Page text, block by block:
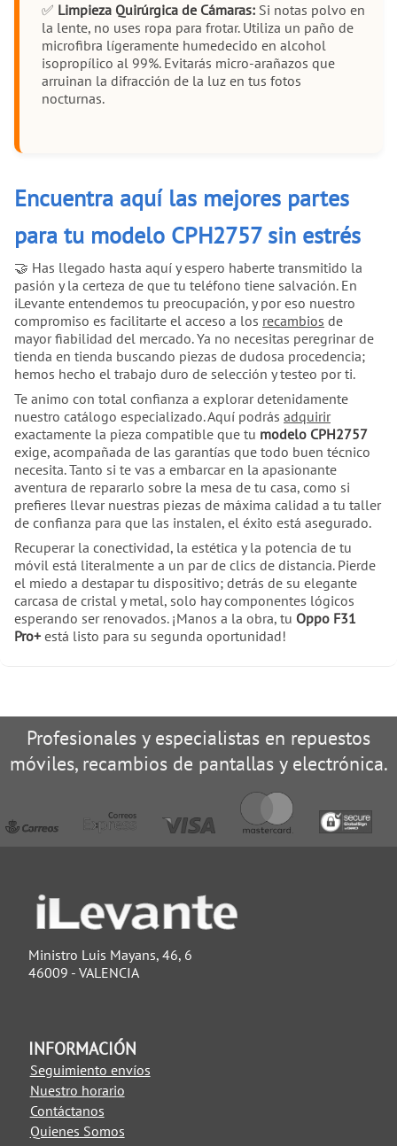
✅ Limpieza Quirúrgica de Cámaras:Si notas polvo en
la lente, no uses ropa para frotar. Utiliza un paño de
microfibra lígeramente humedecido en alcohol
isopropílico al 99%. Evitarás micro-arañazos que
arruinan la difracción de la luz en tus fotos
nocturnas.
Encuentra aquí las mejores partes
para tu modelo CPH2757 sin estrés
🤝 Has llegado hasta aquí y espero haberte transmitido la
pasión y la certeza de que tu teléfono tiene salvación. En
iLevante entendemos tu preocupación, y por eso nuestro
compromiso es facilitarte el acceso a los recambios de
mayor fiabilidad del mercado. Ya no necesitas peregrinar de
tienda en tienda buscando piezas de dudosa procedencia;
hemos hecho el trabajo duro de selección y testeo por ti.
Te animo con total confianza a explorar detenidamente
nuestro catálogo especializado. Aquí podrás adquirir
exactamente la pieza compatible que tu modelo CPH2757
exige, acompañada de las garantías que todo buen técnico
necesita. Tanto si te vas a embarcar en la apasionante
aventura de repararlo sobre la mesa de tu casa, como si
prefieres llevar nuestras piezas de máxima calidad a tu taller
de confianza para que las instalen, el éxito está asegurado.
Recuperar la conectividad, la estética y la potencia de tu
móvil está literalmente a un par de clics de distancia. Pierde
el miedo a destapar tu dispositivo; detrás de su elegante
carcasa de cristal y metal, solo hay componentes lógicos
esperando ser renovados. ¡Manos a la obra, tu Oppo F31
Pro+ está listo para su segunda oportunidad!
Profesionales y especialistas en repuestos
móviles, recambios de pantallas y electrónica.
Ministro Luis Mayans, 46, 6
46009 - VALENCIA
INFORMACIÓN
Seguimiento envíos
Nuestro horario
Contáctanos
Quienes Somos